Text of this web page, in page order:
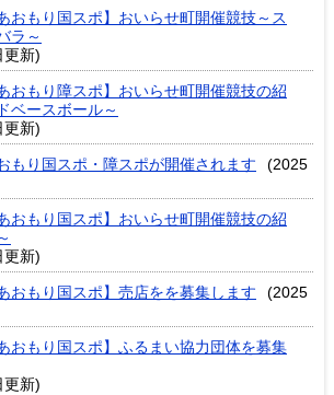
おもり国スポ】おいらせ町開催競技～ス
ラ～
新)
おもり障スポ】おいらせ町開催競技の紹
ベースボール～
新)
もり国スポ・障スポが開催されます
(2025
おもり国スポ】おいらせ町開催競技の紹
新)
おもり国スポ】売店をを募集します
(2025
おもり国スポ】ふるまい協力団体を募集
新)